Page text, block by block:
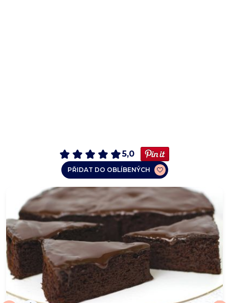
5,0
PŘIDAT DO OBLÍBENÝCH